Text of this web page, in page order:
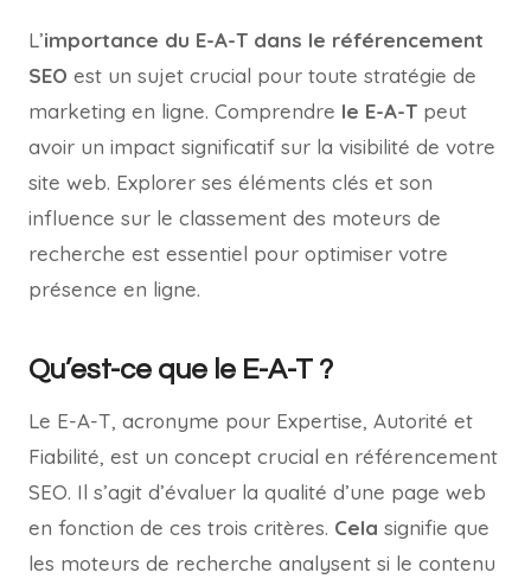
L’importance du E-A-T dans le référencement
SEO est un sujet crucial pour toute stratégie de
marketing en ligne. Comprendre le E-A-T peut
avoir un impact significatif sur la visibilité de votre
site web. Explorer ses éléments clés et son
influence sur le classement des moteurs de
recherche est essentiel pour optimiser votre
présence en ligne.
Qu’est-ce que le E-A-T ?
Le E-A-T, acronyme pour Expertise, Autorité et
Fiabilité, est un concept crucial en référencement
SEO. Il s’agit d’évaluer la qualité d’une page web
en fonction de ces trois critères. Cela signifie que
les moteurs de recherche analysent si le contenu